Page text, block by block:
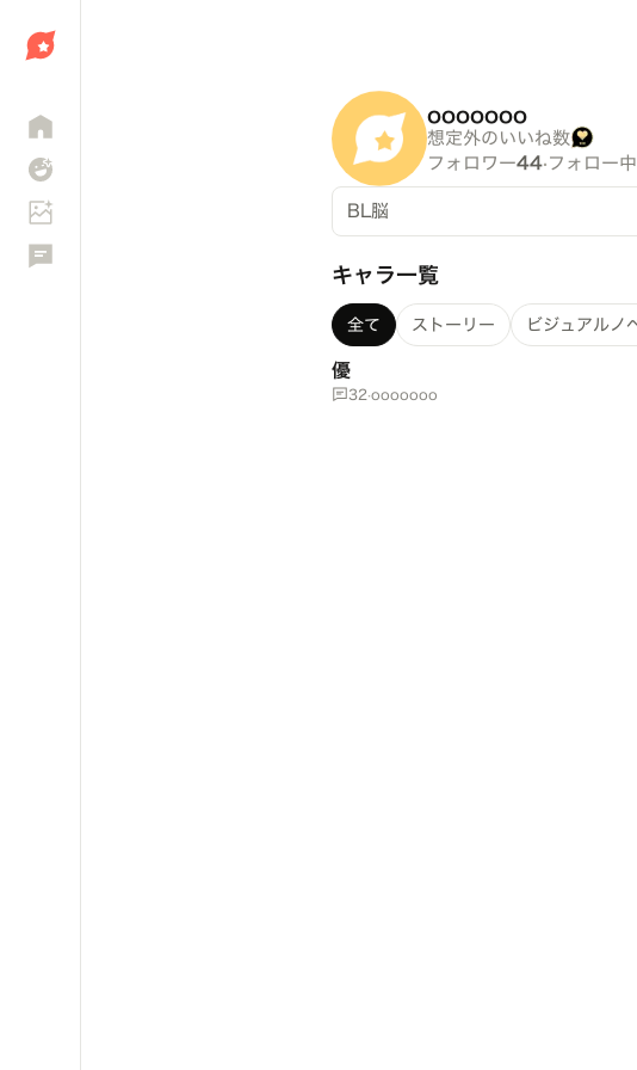
ooooooo
想定外のいいね数
フォロワー44· フォロー中
BL脳
キャラ一覧
全て ストーリー ビジュアルノ
優
32·ooooooo